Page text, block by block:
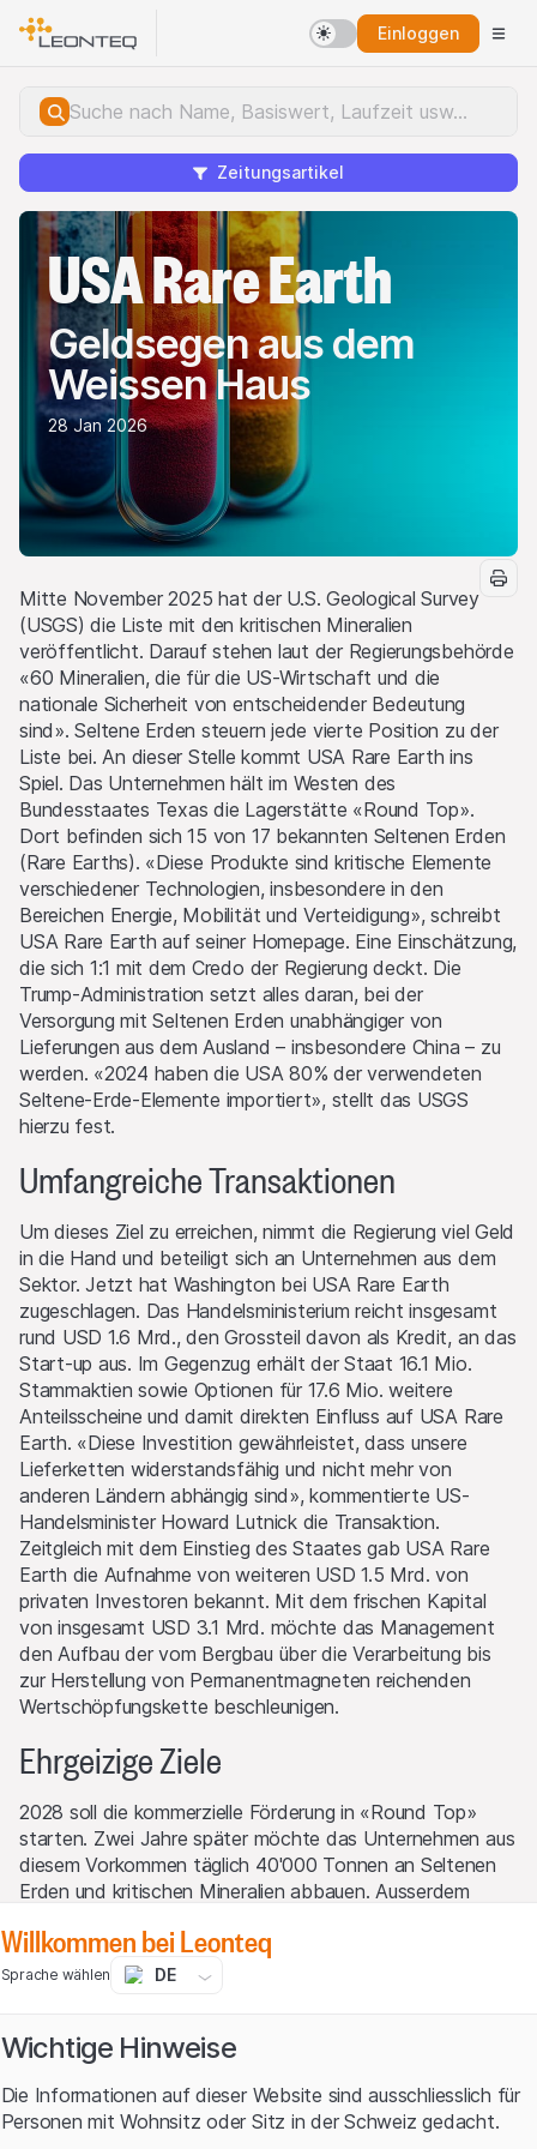
Einloggen
Zeitungsartikel
USA Rare Earth
Geldsegen aus dem
Weissen Haus
28 Jan 2026
Mitte November 2025 hat der U.S. Geological Survey
(USGS) die Liste mit den kritischen Mineralien
veröffentlicht. Darauf stehen laut der Regierungsbehörde
«60 Mineralien, die für die US-Wirtschaft und die
nationale Sicherheit von entscheidender Bedeutung
sind». Seltene Erden steuern jede vierte Position zu der
Liste bei. An dieser Stelle kommt USA Rare Earth ins
Spiel. Das Unternehmen hält im Westen des
Bundesstaates Texas die Lagerstätte «Round Top».
Dort befinden sich 15 von 17 bekannten Seltenen Erden
(Rare Earths). «Diese Produkte sind kritische Elemente
verschiedener Technologien, insbesondere in den
Bereichen Energie, Mobilität und Verteidigung», schreibt
USA Rare Earth auf seiner Homepage. Eine Einschätzung,
die sich 1:1 mit dem Credo der Regierung deckt. Die
Trump-Administration setzt alles daran, bei der
Versorgung mit Seltenen Erden unabhängiger von
Lieferungen aus dem Ausland – insbesondere China – zu
werden. «2024 haben die USA 80% der verwendeten
Seltene-Erde-Elemente importiert», stellt das USGS
hierzu fest.
Umfangreiche Transaktionen
Um dieses Ziel zu erreichen, nimmt die Regierung viel Geld
in die Hand und beteiligt sich an Unternehmen aus dem
Sektor. Jetzt hat Washington bei USA Rare Earth
zugeschlagen. Das Handelsministerium reicht insgesamt
rund USD 1.6 Mrd., den Grossteil davon als Kredit, an das
Start-up aus. Im Gegenzug erhält der Staat 16.1 Mio.
Stammaktien sowie Optionen für 17.6 Mio. weitere
Anteilsscheine und damit direkten Einfluss auf USA Rare
Earth. «Diese Investition gewährleistet, dass unsere
Lieferketten widerstandsfähig und nicht mehr von
anderen Ländern abhängig sind», kommentierte US-
Handelsminister Howard Lutnick die Transaktion.
Zeitgleich mit dem Einstieg des Staates gab USA Rare
Earth die Aufnahme von weiteren USD 1.5 Mrd. von
privaten Investoren bekannt. Mit dem frischen Kapital
von insgesamt USD 3.1 Mrd. möchte das Management
den Aufbau der vom Bergbau über die Verarbeitung bis
zur Herstellung von Permanentmagneten reichenden
Wertschöpfungskette beschleunigen.
Ehrgeizige Ziele
2028 soll die kommerzielle Förderung in «Round Top»
starten. Zwei Jahre später möchte das Unternehmen aus
diesem Vorkommen täglich 40'000 Tonnen an Seltenen
Erden und kritischen Mineralien abbauen. Ausserdem
Neodym-Eisen-Bor-Magnete (NdFeB) auf 10'000 Tonnen
zu erhöhen. Damit läge der Leistungsumfang der
reagierten begeistert auf die jüngsten News: Die an der
Rare Earth startete mit einem Kursplus von knapp 24% in
die Woche. Allerdings konnte das Papier die Gewinne
Willkommen bei Leonteq
Sprache wählen DE
Wichtige Hinweise
Die Informationen auf dieser Website sind ausschliesslich für
Personen mit Wohnsitz oder Sitz in der Schweiz gedacht.